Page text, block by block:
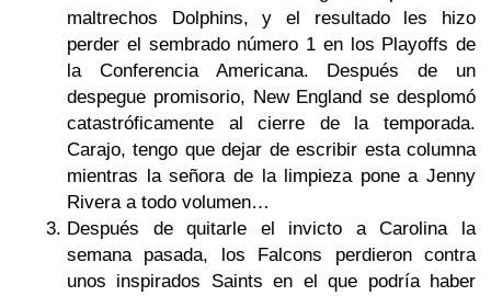
maltrechos Dolphins, y el resultado les hizo
perder el sembrado número 1 en los Playoffs de
la Conferencia Americana. Después de un
despegue promisorio, New England se desplomó
catastróficamente al cierre de la temporada.
Carajo, tengo que dejar de escribir esta columna
mientras la señora de la limpieza pone a Jenny
Rivera a todo volumen…
Después de quitarle el invicto a Carolina la
semana pasada, los Falcons perdieron contra
unos inspirados Saints en el que podría haber